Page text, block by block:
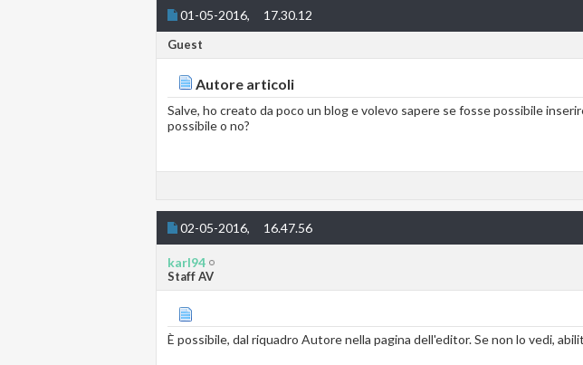
01-05-2016, 17.30.12
Guest
Autore articoli
Salve, ho creato da poco un blog e volevo sapere se fosse possibile
possibile o no?
02-05-2016, 16.47.56
karl94
Staff AV
È possibile, dal riquadro Autore nella pagina dell'editor. Se non lo vedi,